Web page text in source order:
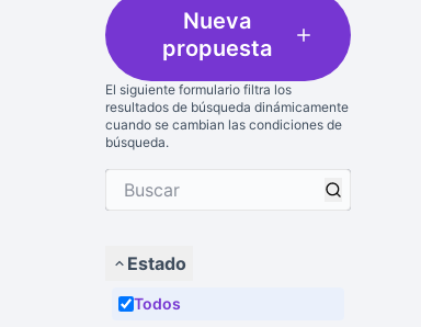
Nueva
propuesta
El siguiente formulario filtra los
resultados de búsqueda dinámicamente
cuando se cambian las condiciones de
búsqueda.
Estado
Todos